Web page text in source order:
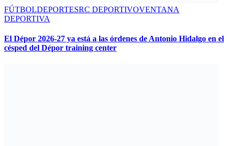
FÚTBOLDEPORTESRC DEPORTIVOVENTANA
DEPORTIVA
El Dépor 2026-27 ya está a las órdenes de Antonio Hidalgo en el
césped del Dépor training center